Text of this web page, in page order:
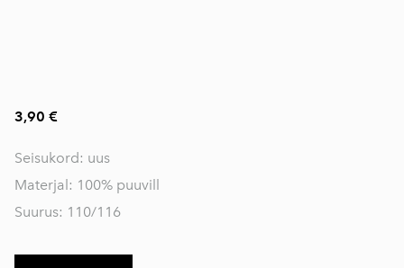
3,90 €
Seisukord: uus
Materjal: 100% puuvill
Suurus: 110/116